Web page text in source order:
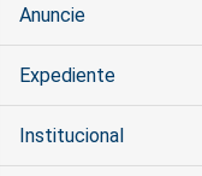
Anuncie
Expediente
Institucional